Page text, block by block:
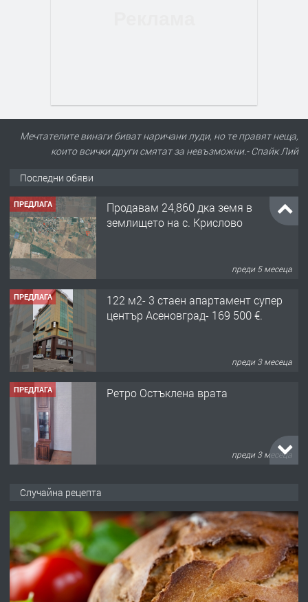
Мечтателите винаги биват наричани луди, но те правят неща,
които всички други смятат за невъзможни.- Спайк Лий
Последни обяви
ПРЕДЛАГА
Продавам 24,860 дка земя в
землището на с. Крислово
преди 5 месеца
ПРЕДЛАГА
122 м2- 3 стаен апартамент супер
център Асеновград- 169 500 €.
преди 3 месеца
ПРЕДЛАГА Ретро Остъклена врата
преди 3 месеца
преди 10 месеца
ПРЕДЛАГА
Професионална броячна машина -
със сертификат от ЕЦБ
Случайна рецепта